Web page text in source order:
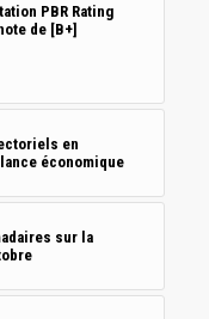
PBR Rating
de [B+]
en
économique
sur la